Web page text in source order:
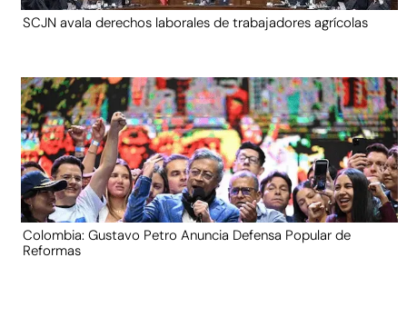
SCJN avala derechos laborales de trabajadores agrícolas
Colombia: Gustavo Petro Anuncia Defensa Popular de
Reformas